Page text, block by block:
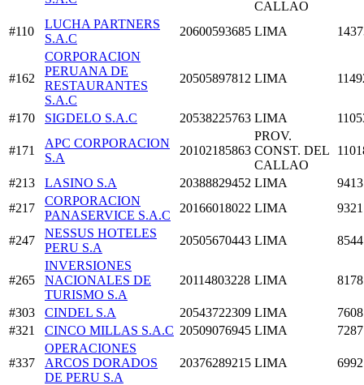
CALLAO
#110
LUCHA PARTNERS
S.A.C
20600593685 LIMA
#162
CORPORACION
PERUANA DE
RESTAURANTES
S.A.C
20505897812 LIMA
#170 SIGDELO S.A.C 20538225763 LIMA
#171
APC CORPORACION
S.A
20102185863
PROV.
CONST. DEL
CALLAO
#213 LASINO S.A 20388829452 LIMA
#217
CORPORACION
PANASERVICE S.A.C
20166018022 LIMA
#247
NESSUS HOTELES
PERU S.A
20505670443 LIMA
#265
INVERSIONES
NACIONALES DE
TURISMO S.A
20114803228 LIMA
#303 CINDEL S.A 20543722309 LIMA
#321
CINCO MILLAS S.A.C 20509076945 LIMA
#337
OPERACIONES
ARCOS DORADOS
DE PERU S.A
20376289215 LIMA